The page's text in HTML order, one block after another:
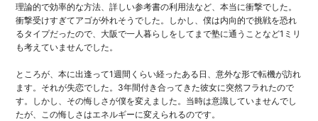
理論的で効率的な方法、詳しい参考書の利用法など、本当に衝撃でした。
衝撃受けすぎてアゴが外れそうでした。しかし、僕は内向的で挑戦を恐れ
るタイプだったので、大阪で一人暮らしをしてまで塾に通うことなど1ミリ
も考えていませんでした。
ところが、本に出逢って1週間くらい経ったある日、意外な形で転機が訪れ
ます。それが失恋でした。3年間付き合ってきた彼女に突然フラれたので
す。しかし、その悔しさが僕を変えました。当時は意識していませんでし
たが、この悔しさはエネルギーに変えられるのです。